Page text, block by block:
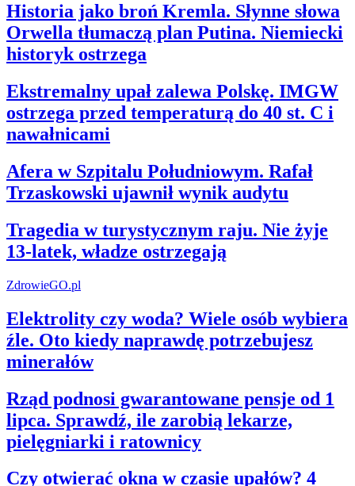
Historia jako broń Kremla. Słynne słowa
Orwella tłumaczą plan Putina. Niemiecki
historyk ostrzega
Ekstremalny upał zalewa Polskę. IMGW
ostrzega przed temperaturą do 40 st. C i
nawałnicami
Afera w Szpitalu Południowym. Rafał
Trzaskowski ujawnił wynik audytu
Tragedia w turystycznym raju. Nie żyje
13-latek, władze ostrzegają
ZdrowieGO.pl
Elektrolity czy woda? Wiele osób wybiera
źle. Oto kiedy naprawdę potrzebujesz
minerałów
Rząd podnosi gwarantowane pensje od 1
lipca. Sprawdź, ile zarobią lekarze,
pielęgniarki i ratownicy
Czy otwierać okna w czasie upałów? 4